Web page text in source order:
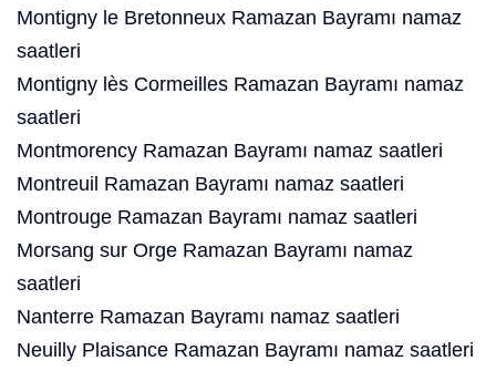
Montigny le Bretonneux Ramazan Bayramı namaz
saatleri
Montigny lès Cormeilles Ramazan Bayramı namaz
saatleri
Montmorency Ramazan Bayramı namaz saatleri
Montreuil Ramazan Bayramı namaz saatleri
Montrouge Ramazan Bayramı namaz saatleri
Morsang sur Orge Ramazan Bayramı namaz
saatleri
Nanterre Ramazan Bayramı namaz saatleri
Neuilly Plaisance Ramazan Bayramı namaz saatleri